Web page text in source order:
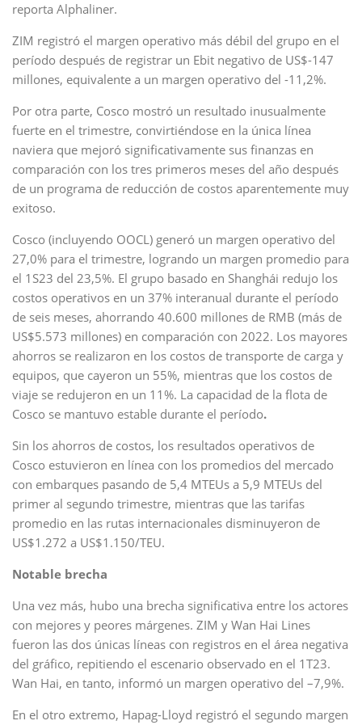
reporta Alphaliner.
ZIM registró el margen operativo más débil del grupo en el
período después de registrar un Ebit negativo de US$-147
millones, equivalente a un margen operativo del -11,2%.
Por otra parte, Cosco mostró un resultado inusualmente
fuerte en el trimestre, convirtiéndose en la única línea
naviera que mejoró significativamente sus finanzas en
comparación con los tres primeros meses del año después
de un programa de reducción de costos aparentemente muy
exitoso.
Cosco (incluyendo OOCL) generó un margen operativo del
27,0% para el trimestre, logrando un margen promedio para
el 1S23 del 23,5%. El grupo basado en Shanghái redujo los
costos operativos en un 37% interanual durante el período
de seis meses, ahorrando 40.600 millones de RMB (más de
US$5.573 millones) en comparación con 2022. Los mayores
ahorros se realizaron en los costos de transporte de carga y
equipos, que cayeron un 55%, mientras que los costos de
viaje se redujeron en un 11%. La capacidad de la flota de
Cosco se mantuvo estable durante el período.
Sin los ahorros de costos, los resultados operativos de
Cosco estuvieron en línea con los promedios del mercado
con embarques pasando de 5,4 MTEUs a 5,9 MTEUs del
primer al segundo trimestre, mientras que las tarifas
promedio en las rutas internacionales disminuyeron de
US$1.272 a US$1.150/TEU.
Notable brecha
Una vez más, hubo una brecha significativa entre los actores
con mejores y peores márgenes. ZIM y Wan Hai Lines
fueron las dos únicas líneas con registros en el área negativa
del gráfico, repitiendo el escenario observado en el 1T23.
Wan Hai, en tanto, informó un margen operativo del –7,9%.
En el otro extremo, Hapag-Lloyd registró el segundo margen